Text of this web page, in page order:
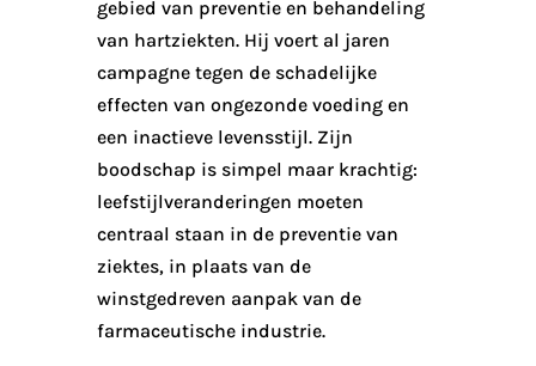
gebied van preventie en behandeling
van hartziekten. Hij voert al jaren
campagne tegen de schadelijke
effecten van ongezonde voeding en
een inactieve levensstijl. Zijn
boodschap is simpel maar krachtig:
leefstijlveranderingen moeten
centraal staan in de preventie van
ziektes, in plaats van de
winstgedreven aanpak van de
farmaceutische industrie.